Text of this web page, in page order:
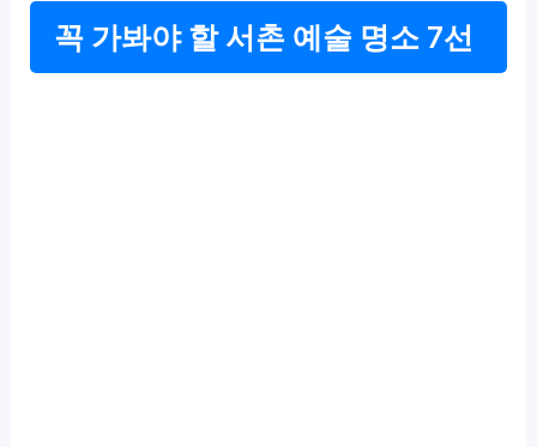
꼭 가봐야 할 서촌 예술 명소 7선